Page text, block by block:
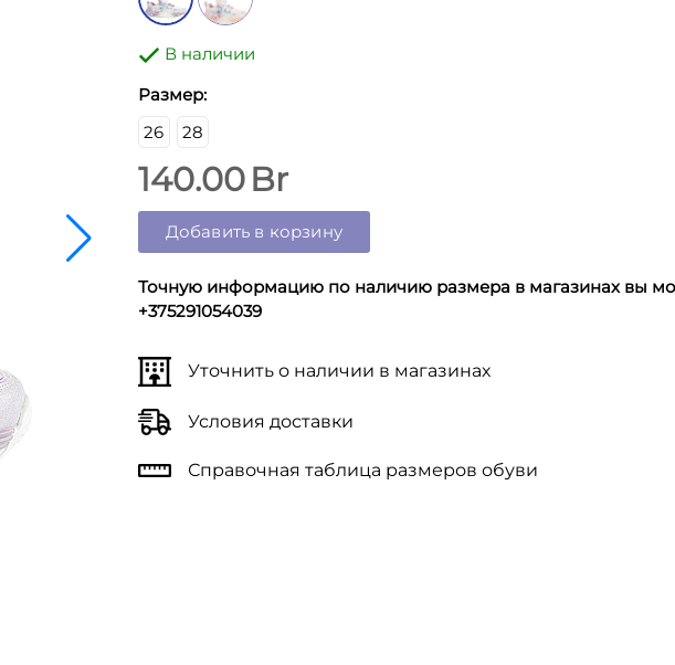
В наличии
Размер:
26
28
140.00 Br
Добавить в корзину
Точную информацию по наличию размера в магазинах вы
+375291054039
Уточнить о наличии в магазинах
Условия доставки
Справочная таблица размеров обуви